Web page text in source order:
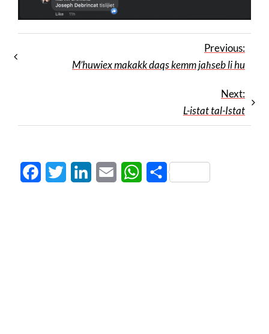
Previous:
M’huwiex makakk daqs kemm jaħseb li hu
Next:
L-istat tal-Istat
FacebookTwitter LinkedInEmail WhatsApp
Share